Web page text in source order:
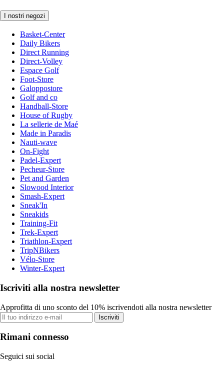
I nostri negozi
Basket-Center
Daily Bikers
Direct Running
Direct-Volley
Espace Golf
Foot-Store
Galoppostore
Golf and co
Handball-Store
House of Rugby
La sellerie de Maé
Made in Paradis
Nauti-wave
On-Fight
Padel-Expert
Pecheur-Store
Pet and Garden
Slowood Interior
Smash-Expert
Sneak'In
Sneakids
Training-Fit
Trek-Expert
Triathlon-Expert
TripNBikers
Vélo-Store
Winter-Expert
Iscriviti alla nostra newsletter
Approfitta di uno sconto del 10% iscrivendoti alla nostra newsletter
Iscriviti
Rimani connesso
Seguici sui social